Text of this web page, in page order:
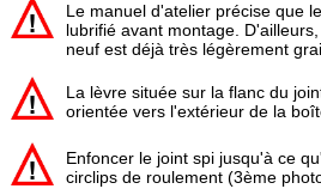
Le manuel d'atelier précise que
lubrifié avant montage.
neuf est déjà très légèrement
La lèvre située sur la flanc du
orientée vers l'extérieur de la
Enfoncer le joint spi jusqu'à ce
circlips de roulement (3ème